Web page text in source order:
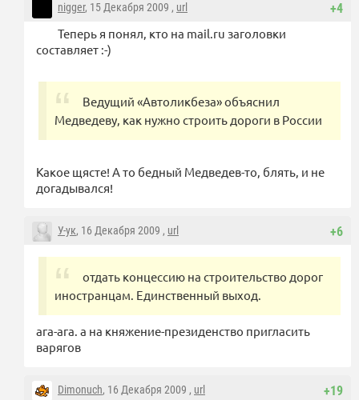
+4
nigger, 15 Декабря 2009 , url
Теперь я понял, кто на mail.ru заголовки
составляет :-)
Ведущий «Автоликбеза» объяснил
Медведеву, как нужно строить дороги в России
Какое щясте! А то бедный Медведев-то, блять, и не
догадывался!
+6
У-ук, 16 Декабря 2009 , url
отдать концессию на строительство дорог
иностранцам. Единственный выход.
ага-ага. а на княжение-президенство пригласить
варягов
+19
Dimonuch, 16 Декабря 2009 , url